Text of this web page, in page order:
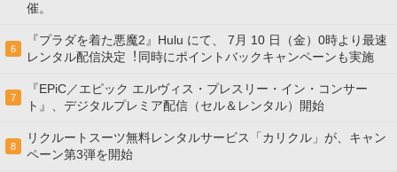
催。
6
『プラダを着た悪魔2』Hulu にて、 7⽉ 10 ⽇（金）0時より最速
レンタル配信決定︕同時にポイントバックキャンペーンも実施
7
『EPiC／エピック エルヴィス・プレスリー・イン・コンサー
ト』、デジタルプレミア配信（セル＆レンタル）開始
8
リクルートスーツ無料レンタルサービス「カリクル」が、キャン
ペーン第3弾を開始